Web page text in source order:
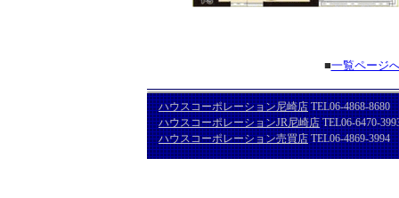
■一覧ページ
ハウスコーポレーション尼崎店TEL06-4868-8680
ハウスコーポレーションJR尼崎店TEL06-6470-
ハウスコーポレーション売買店TEL06-4869-3994